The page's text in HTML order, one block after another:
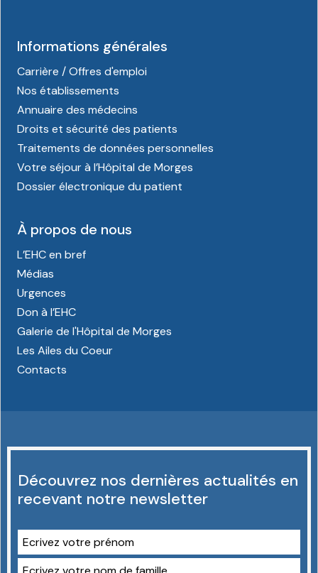
Informations générales
Carrière / Offres d'emploi
Nos établissements
Annuaire des médecins
Droits et sécurité des patients
Traitements de données personnelles
Votre séjour à l’Hôpital de Morges
Dossier électronique du patient
À propos de nous
L’EHC en bref
Médias
Urgences
Don à l’EHC
Galerie de l'Hôpital de Morges
Les Ailes du Coeur
Contacts
Découvrez nos dernières actualités en
recevant notre newsletter